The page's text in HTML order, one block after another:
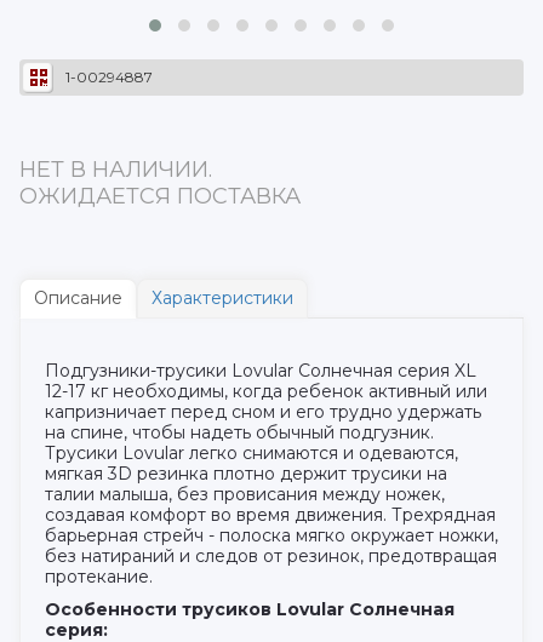
1-00294887
НЕТ В НАЛИЧИИ.
ОЖИДАЕТСЯ ПОСТАВКА
Описание Характеристики
Подгузники-трусики Lovular Солнечная серия XL
12-17 кг необходимы, когда ребенок активный или
капризничает перед сном и его трудно удержать
на спине, чтобы надеть обычный подгузник.
Трусики Lovular легко снимаются и одеваются,
мягкая 3D резинка плотно держит трусики на
талии малыша, без провисания между ножек,
создавая комфорт во время движения. Трехрядная
барьерная стрейч - полоска мягко окружает ножки,
без натираний и следов от резинок, предотвращая
протекание.
Особенности трусиков Lovular Солнечная
серия: